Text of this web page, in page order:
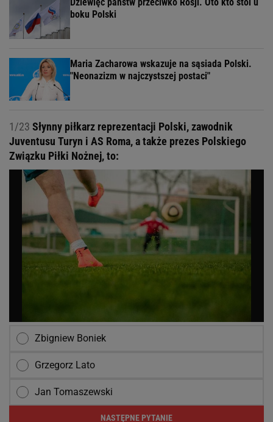
boku Polski
Maria Zacharowa wskazuje na sąsiada Polski.
"Neonazizm w najczystszej postaci"
1/23 Słynny piłkarz reprezentacji Polski, zawodnik
Juventusu Turyn i AS Roma, a także prezes Polskiego
Związku Piłki Nożnej, to:
Zbigniew Boniek
Grzegorz Lato
Jan Tomaszewski
NASTĘPNE PYTANIE